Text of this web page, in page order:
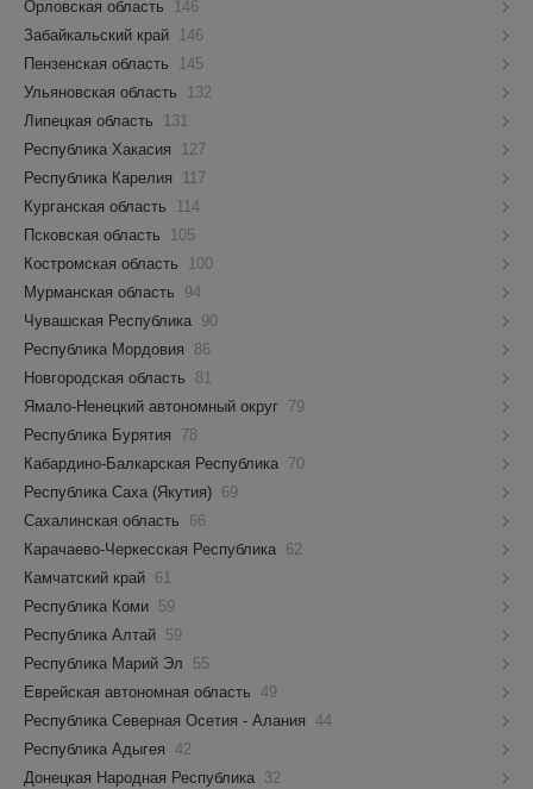
Орловская область
146
Забайкальский край 146
Пензенская область
145
Ульяновская область
132
Липецкая область
131
Республика Хакасия
127
Республика Карелия
117
Курганская область
114
Псковская область
105
Костромская область
100
Мурманская область
94
Чувашская Республика 90
Республика Мордовия
86
Новгородская область
81
Ямало-Ненецкий автономный округ 79
Республика Бурятия
78
Кабардино-Балкарская Республика 70
Республика Саха (Якутия) 69
Сахалинская область
66
Карачаево-Черкесская Республика 62
Камчатский край 61
Республика Коми 59
Республика Алтай 59
Республика Марий Эл
55
Еврейская автономная область 49
Республика Северная Осетия - Алания 44
Республика Адыгея 42
Донецкая Народная Республика 32